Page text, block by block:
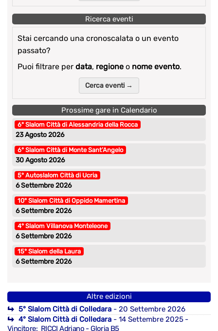
Ricerca eventi
Stai cercando una cronoscalata o un evento
passato?
Puoi filtrare per data, regione o nome evento.
Cerca eventi →
Prossime gare in Calendario
6° Slalom Città di Alessandria della Rocca
23 Agosto 2026
6° Slalom Città di Monte Sant’Angelo
30 Agosto 2026
5° Autoslalom Città di Ucria
6 Settembre 2026
10° Slalom Città di Oppido Mamertina
6 Settembre 2026
4° Slalom Villanova Monteleone
6 Settembre 2026
15° Slalom della Laura
6 Settembre 2026
Altre edizioni
5° Slalom Città di Colledara - 20 Settembre 2026
4° Slalom Città di Colledara - 14 Settembre 2025 -
Vincitore: RICCI Adriano - Gloria B5